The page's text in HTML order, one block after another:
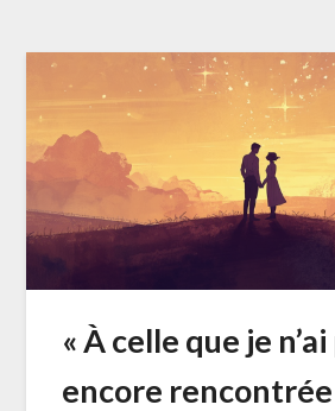
« À celle que je n’ai
encore rencontrée